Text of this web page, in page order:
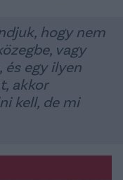
hogy nem
vagy
és egy ilyen
akkor
kell, de mi